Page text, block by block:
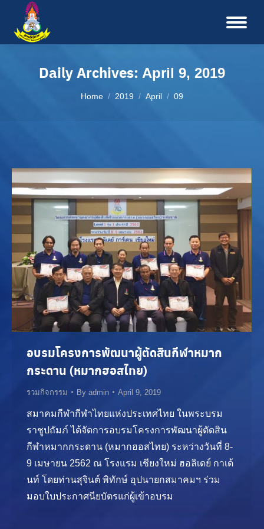
Daily Archives: April 9, 2019
You are here:
Home 2019 April 09
อบรมโครงการพัฒนาผู้ตัดสินกีฬาหมาก
กระดาน (หมากฮอสไทย)
รวมกิจกรรม By admin April 9, 2019
สมาคมกีฬากีฬาไทยแห่งประเทศไทย ในพระบรม
ราชูปถัมภ์ ได้จัดการอบรมโครงการพัฒนาผู้ตัดสิน
กีฬาหมากกระดาน (หมากฮอสไทย) ระหว่างวันที่ 8-
9 เมษายน 2562 ณ โรงแรม เชียงใหม่ ฮอลิเดย์ กาเด้
นท์ โดยท่านสุจินต์ พิทักษ์ อุปนายกสมาคมฯ ร่วม
มอบใบประกาศนียบัตรแก่ผู้เข้าอบรม